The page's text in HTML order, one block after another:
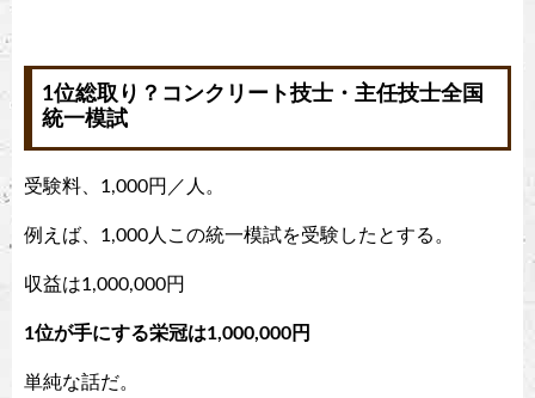
1位総取り？コンクリート技士・主任技士全国
統一模試
受験料、1,000円／人。
例えば、1,000人この統一模試を受験したとする。
収益は1,000,000円
1位が手にする栄冠は1,000,000円
単純な話だ。